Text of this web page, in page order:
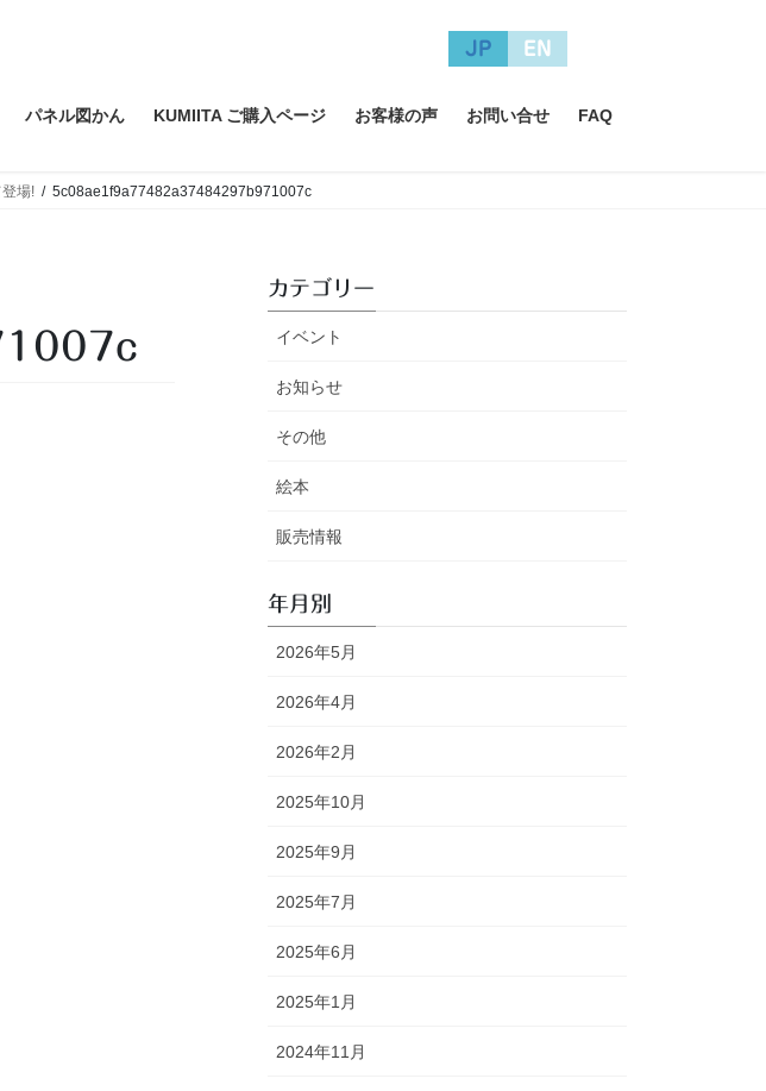
JP EN
パネル図かん KUMIITA ご購入ページ お客様の声 お問い合せ FAQ
場! 5c08ae1f9a77482a37484297b971007c
カテゴリー
イベント
お知らせ
その他
絵本
販売情報
年月別
2026年5月
2026年4月
2026年2月
2025年10月
2025年9月
2025年7月
2025年6月
2025年1月
2024年11月